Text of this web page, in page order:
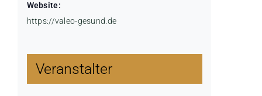
Website:
https://valeo-gesund.de
Veranstalter